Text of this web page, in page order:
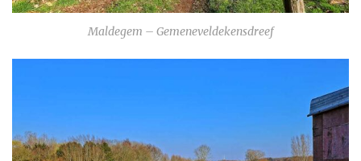
Maldegem – Gemeneveldekensdreef